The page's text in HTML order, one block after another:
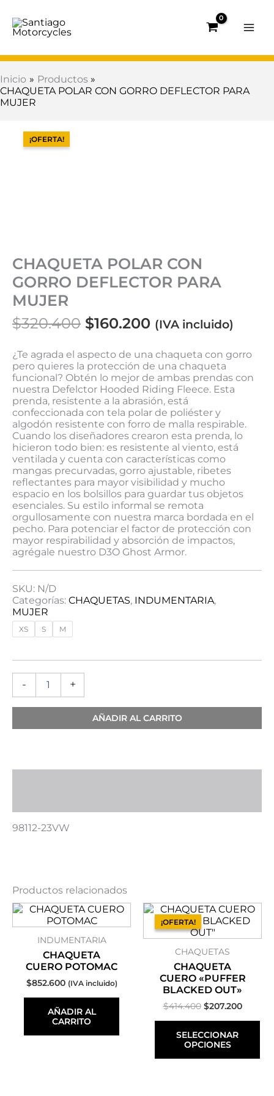
contenido
Inicio
Productos
CHAQUETA POLAR CON GORRO DEFLECTOR PARA
MUJER
¡OFERTA!
CHAQUETA POLAR CON
GORRO DEFLECTOR PARA
MUJER
$320.400 $160.200 (IVA incluido)
¿Te agrada el aspecto de una chaqueta con gorro
pero quieres la protección de una chaqueta
funcional? Obtén lo mejor de ambas prendas con
nuestra Defelctor Hooded Riding Fleece. Esta
prenda, resistente a la abrasión, está
confeccionada con tela polar de poliéster y
algodón resistente con forro de malla respirable.
Cuando los diseñadores crearon esta prenda, lo
hicieron todo bien: es resistente al viento, está
ventilada y cuenta con características como
mangas precurvadas, gorro ajustable, ribetes
reflectantes para mayor visibilidad y mucho
espacio en los bolsillos para guardar tus objetos
esenciales. Su estilo informal se remota
orgullosamente con nuestra marca bordada en el
pecho. Para potenciar el factor de protección con
mayor respirabilidad y absorción de impactos,
agrégale nuestro D3O Ghost Armor.
SKU: N/D
Categorías: CHAQUETAS, INDUMENTARIA,
MUJER
XS S M
-
POLAR
CON
+
AÑADIR AL CARRITO
98112-23VW
Productos relacionados
INDUMENTARIA
CHAQUETA
CUERO POTOMAC
$852.600 (IVA incluido)
AÑADIR AL
CARRITO
¡OFERTA!
¡OFERTA!
CHAQUETAS
CHAQUETA
CUERO «PUFFER
BLACKED OUT»
$414.400
El
precio
original
era:
$414.400.
$207.200
El
precio
es:
SELECCIONAR
OPCIONES
Este
producto
tiene
múltiples
variantes.
Las
opciones
se
pueden
elegir
en
la
página
de